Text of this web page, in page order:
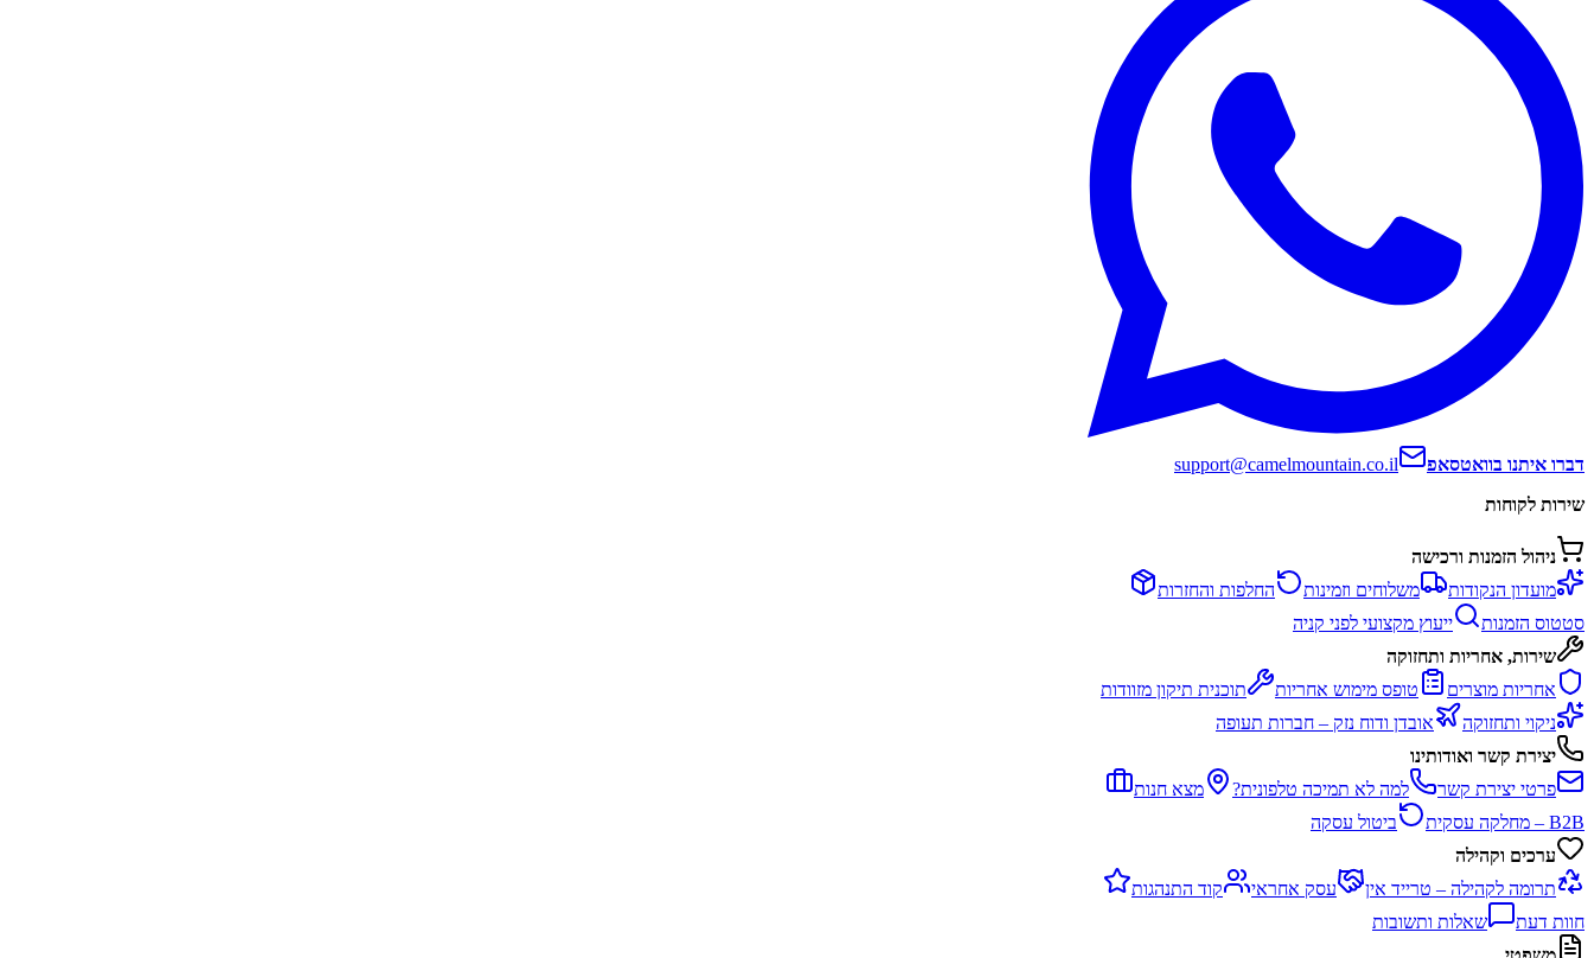
דברו איתנו בוואטסאפ
support@camelmountain.co.il
שירות לקוחות
ניהול הזמנות ורכישה
מועדון הנקודות
משלוחים וזמינות
החלפות והחזרות
סטטוס הזמנות
ייעוץ מקצועי לפני קניה
שירות, אחריות ותחזוקה
אחריות מוצרים
טופס מימוש אחריות
תוכנית תיקון מזוודות
ניקוי ותחזוקה
אובדן ודוח נזק – חברות תעופה
יצירת קשר ואודותינו
פרטי יצירת קשר
למה לא תמיכה טלפונית?
מצא חנות
B2B – מחלקה עסקית
ביטול עסקה
ערכים וקהילה
תרומה לקהילה – טרייד אין
עסק אחראי
קוד התנהגות
חוות דעת
שאלות ותשובות